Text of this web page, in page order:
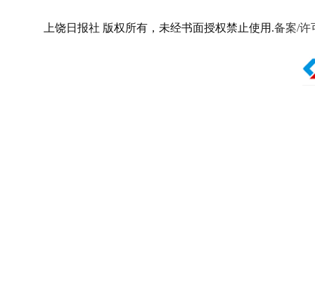
上饶日报社 版权所有，未经书面授权禁止使用.备案/许